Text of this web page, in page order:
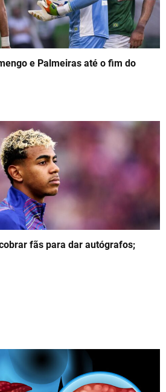
e Palmeiras até o fim do
fãs para dar autógrafos;